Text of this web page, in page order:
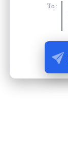
To: